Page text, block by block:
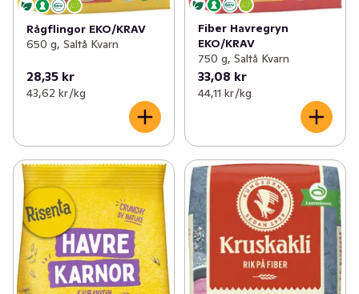
Rågflingor EKO/KRAV
650 g, Saltå Kvarn
28,35 kr
43,62 kr /kg
Fiber Havregryn
EKO/KRAV
750 g, Saltå Kvarn
33,08 kr
44,11 kr /kg